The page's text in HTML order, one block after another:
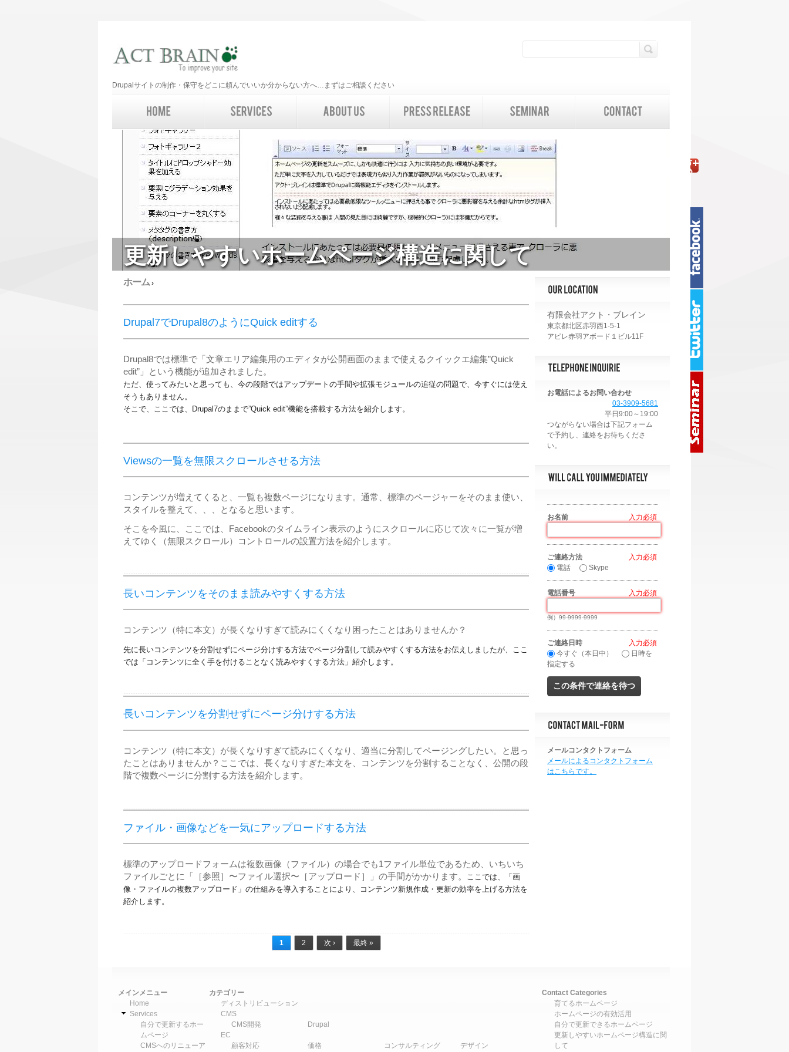
Drupalサイトの制作・保守をどこに頼んでいいか分からない方へ…まずはご相談ください
更新しやすいホームページ構造に関して
有限会社アクト・ブレイン
東京都北区赤羽西1-5-1
アピレ赤羽アボード１ビル11F
お電話によるお問い合わせ
03-3909-5681
平日9:00～19:00
お名前
ご連絡方法
電話
Skype
電話番号
例）99-9999-9999
ご連絡日時
今すぐ（本日中）
日時を
指定する
メールコンタクトフォーム
メールによるコンタクトフォーム
はこちらです。
ホーム›
Drupal7でDrupal8のようにQuick editする
Drupal8では標準で「文章エリア編集用のエディタが公開画面のままで使えるクイックエ編集”Quick
edit”」という機能が追加されました。
ただ、使ってみたいと思っても、今の段階ではアップデートの手間や拡張モジュールの追従の問題で、今すぐには使え
そうもありません。
そこで、ここでは、Drupal7のままで”Quick edit”機能を搭載する方法を紹介します。
Viewsの一覧を無限スクロールさせる方法
コンテンツが増えてくると、一覧も複数ページになります。通常、標準のページャーをそのまま使い、
スタイルを整えて、、、となると思います。
そこを今風に、ここでは、Facebookのタイムライン表示のようにスクロールに応じて次々に一覧が増
えてゆく（無限スクロール）コントロールの設置方法を紹介します。
長いコンテンツをそのまま読みやすくする方法
コンテンツ（特に本文）が長くなりすぎて読みにくくなり困ったことはありませんか？
先に長いコンテンツを分割せずにページ分けする方法でページ分割して読みやすくする方法をお伝えしましたが、ここ
では「コンテンツに全く手を付けることなく読みやすくする方法」紹介します。
長いコンテンツを分割せずにページ分けする方法
コンテンツ（特に本文）が長くなりすぎて読みにくくなり、適当に分割してページングしたい。と思っ
たことはありませんか？ここでは、長くなりすぎた本文を、コンテンツを分割することなく、公開の段
階で複数ページに分割する方法を紹介します。
ファイル・画像などを一気にアップロードする方法
標準のアップロードフォームは複数画像（ファイル）の場合でも1ファイル単位であるため、いちいち
ファイルごとに「［参照］〜ファイル選択〜［アップロード］」の手間がかかります。 ここでは、「画
像・ファイルの複数アップロード」の仕組みを導入することにより、コンテンツ新規作成・更新の効率を上げる方法を
紹介します。
1 2 次 › 最終 »
メインメニュー
Home
Services
自分で更新するホー
ムページ
CMSへのリニューア
カテゴリー
ディストリビューション
CMS
CMS開発
Drupal
EC
顧客対応
価格 コンサルティング デザイン
Contact Categories
育てるホームページ
ホームページの有効活用
自分で更新できるホームページ
更新しやすいホームページ構造に関
して